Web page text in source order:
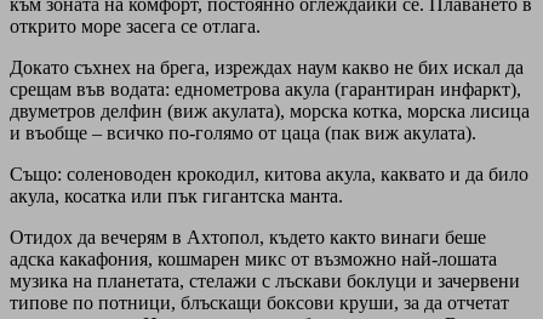
открито море засега се отлага.
Докато съхнех на брега, изреждах наум какво не бих искал да
срещам във водата: еднометрова акула (гарантиран инфаркт),
двуметров делфин (виж акулата), морска котка, морска лисица
и въобще – всичко по-голямо от цаца (пак виж акулата).
Също: соленоводен крокодил, китова акула, каквато и да било
акула, косатка или пък гигантска манта.
Отидох да вечерям в Ахтопол, където както винаги беше
адска какафония, кошмарен микс от възможно най-лошата
музика на планетата, стелажи с лъскави боклуци и зачервени
типове по потници, блъскащи боксови круши, за да отчетат